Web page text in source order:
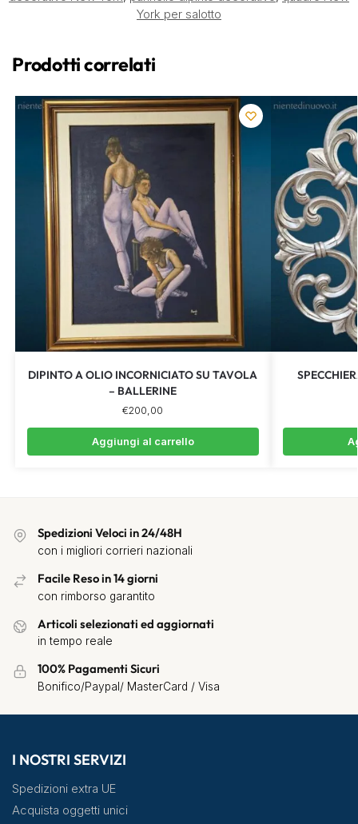
York per salotto
Prodotti correlati
DIPINTO A OLIO INCORNICIATO SU TAVOLA
– BALLERINE
€200,00
Aggiungi al carrello
Spedizioni Veloci in 24/48H
con i migliori corrieri nazionali
Facile Reso in 14 giorni
con rimborso garantito
Articoli selezionati ed aggiornati
in tempo reale
100% Pagamenti Sicuri
Bonifico/Paypal/ MasterCard / Visa
I NOSTRI SERVIZI
Spedizioni extra UE
Acquista oggetti unici